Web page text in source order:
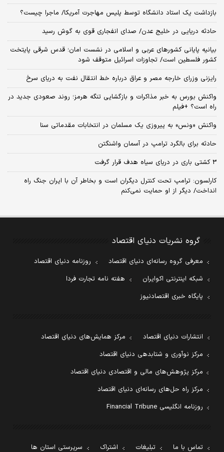
بازداشت یک استاد دانشگاه توسط پلیس مهاجرت آمریکا/ ماجرا چیست؟
حادثه دریایی در خلیج عدن/ صدای انفجاری قوی به گوش رسید
بیانیه پایانی کشورهای عربی و اسلامی در نشست امان؛ قدس شرقی پایتخت
کشور فلسطین است/ تجاوزات اسرائیل متوقف شود
رایزنی وزرای خارجه مصر و عراق درباره خط انتقال نفت به دریای سرخ
واکنش بورس به خبر مذاکرات و بازگشایی تنگه هرمز؛ روند صعودی جدید در
راه است؟ +فیلم
واکنش «ونس» به پیروزی یک مسلمان در انتخابات مقدماتی سنا
حادثه برای بالگرد ترامپ در آسمان واشنگتن
3 کشتی باری در دریای سیاه هدف قرار گرفت
کارلسون: ترامپ تحت کنترل دیگران است و بخاطر آن با ایران جنگ راه
انداخت/ دیگر از او حمایت نمی‌کنم
گروه نشریات دنیای اقتصاد
معرفی گروه رسانه‌ای دنیای اقتصاد
روزنامه دنیای اقتصاد
شبکه اینترنتی اکوایران
هفته نامه تجارت فردا
پایگاه خبری اقتصادنیوز
انتشارات دنیای اقتصاد
مرکز همایش‌های دنیای اقتصاد
مرکز نوآوری و شتابدهی دنیای اقتصاد
مرکز پژوهش‌های مالی و اقتصادی دنیای اقتصاد
مرکز راه حل‌های رسانه‌ای دنیای اقتصاد
روزنامه انگلیسی Financial Tribune
تماس با ما تبلیغات اشتراک سرپرستی استان ها